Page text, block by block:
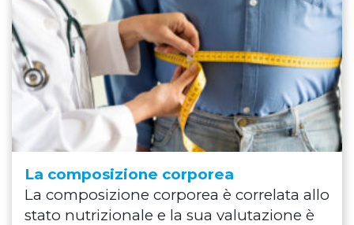
La composizione corporea
La composizione corporea è correlata allo
stato nutrizionale e la sua valutazione è